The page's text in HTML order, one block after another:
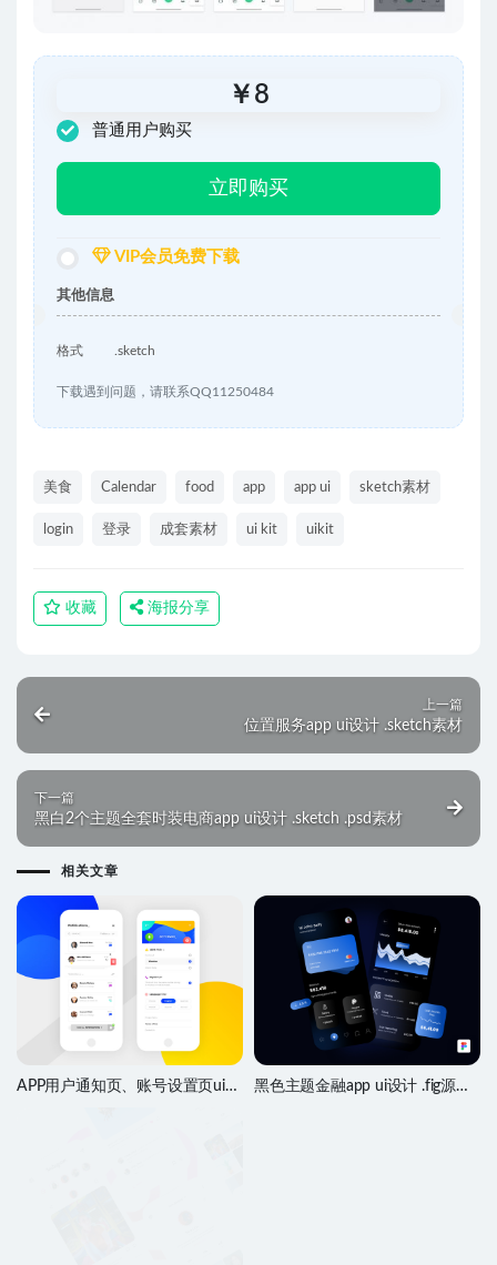
￥ 8
普通用户购买
立即购买
VIP会员免费下载
其他信息
格式 .sketch
下载遇到问题，请联系QQ11250484
美食 Calendar food app app ui sketch素材
login 登录 成套素材 ui kit uikit
收藏 海报分享
上一篇
位置服务app ui设计 .sketch素材
下一篇
黑白2个主题全套时装电商app ui设计 .sketch .psd素材
相关文章
APP用户通知页、账号设置页ui设
黑色主题金融app ui设计 .fig源文